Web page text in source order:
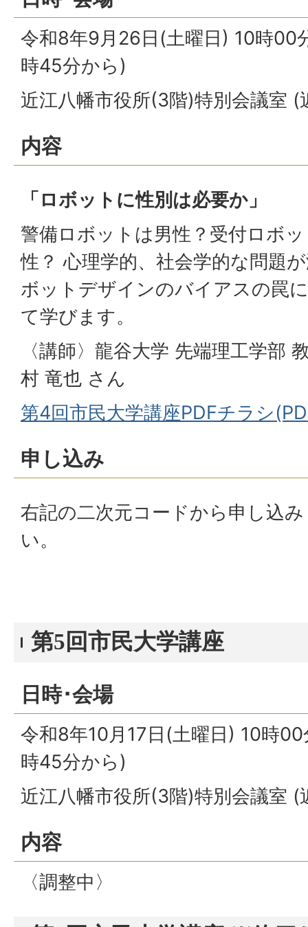
令和8年9月26日(土曜日) 10時00
時45分から)
近江八幡市役所(3階)特別会議室
内容
「ロボットに性別は必要か」
警備ロボットは男性？受付ロボ
性？ 心理学的、社会学的な問題
ボットデザインのバイアスの罠
て学びます。
〈講師〉龍谷大学 先端理工学部
村 竜也 さん
第4回市民大学講座PDFチラシ
申し込み
右記の二次元コードから申し込
い。
第5回市民大学講座
日時･会場
令和8年10月17日(土曜日) 10時
時45分から)
近江八幡市役所(3階)特別会議室
内容
〈調整中〉